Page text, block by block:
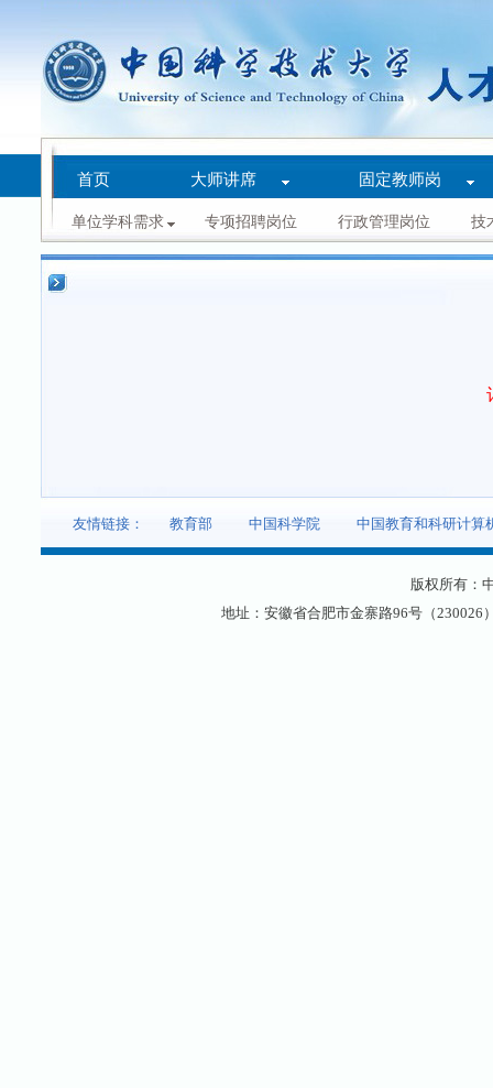
首页 大师讲席 固定教师岗
单位学科需求 专项招聘岗位 行政管理岗位 技
友情链接： 教育部 中国科学院 中国教育和科研计算
版权所有：
地址：安徽省合肥市金寨路96号（230026